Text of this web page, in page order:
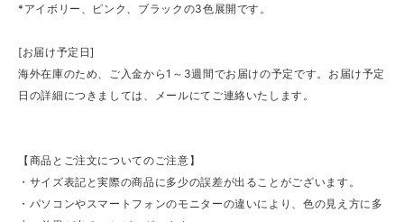
*アイボリー、ピンク、ブラックの3色展開です。
[お届け予定日]
海外在庫のため、ご入金から1～3週間でお届けの予定です。お届け予定
日の詳細につきましては、メールにてご連絡いたします。
【商品とご注文についてのご注意】
・サイズ表記と実際の商品に多少の誤差が出ることがございます。
・パソコンやスマートフォンのモニターの違いにより、色の見え方に多